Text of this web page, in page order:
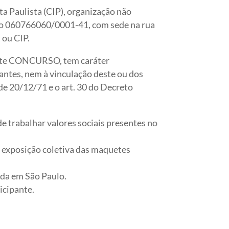
Paulista (CIP), organização não
060766060/0001-41, com sede na rua
CIP.
CONCURSO, tem caráter
nem à vinculaçãodeste ou dos
20/12/71 e o art. 30 do Decreto
trabalhar valores sociais presentes no
coletiva das maquetes
em São Paulo.